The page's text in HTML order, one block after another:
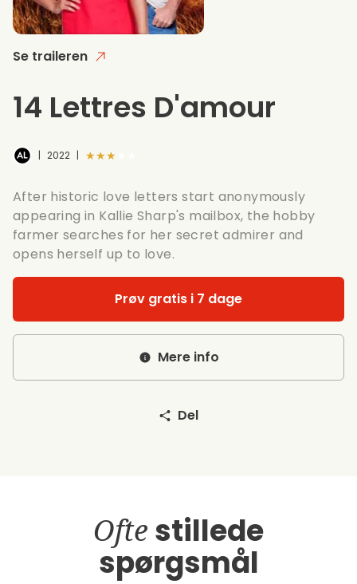
Se traileren
14 Lettres D'amour
| 2022 | ★★★★★
After historic love letters start anonymously
appearing in Kallie Sharp's mailbox, the hobby
farmer searches for her secret admirer and
opens herself up to love.
Prøv gratis i 7 dage
Mere info
Del
Ofte stillede
spørgsmål